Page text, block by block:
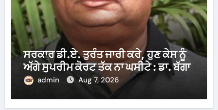
ਸਰਕਾਰ ਡੀ.ਏ. ਤੁਰੰਤ ਜਾਰੀ ਕਰੇ, ਹੁਣ ਕੇਸ ਨੂੰ
ਅੱਗੇ ਸੁਪਰੀਮ ਕੋਰਟ ਤੱਕ ਨਾ ਘਸੀਟੇ : ਡਾ. ਬੱਗਾ
admin Aug 7, 2026